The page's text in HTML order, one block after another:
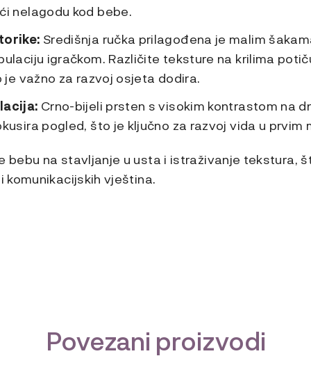
nelagodu kod bebe.
Središnja ručka prilagođena je malim
igračkom. Različite teksture na krilima
važno za razvoj osjeta dodira.
Crno-bijeli prsten s visokim kontrastom na
pogled, što je ključno za razvoj vida u prvim
bebu na stavljanje u usta i istraživanje tekstura,
komunikacijskih vještina.
Povezani proizvodi